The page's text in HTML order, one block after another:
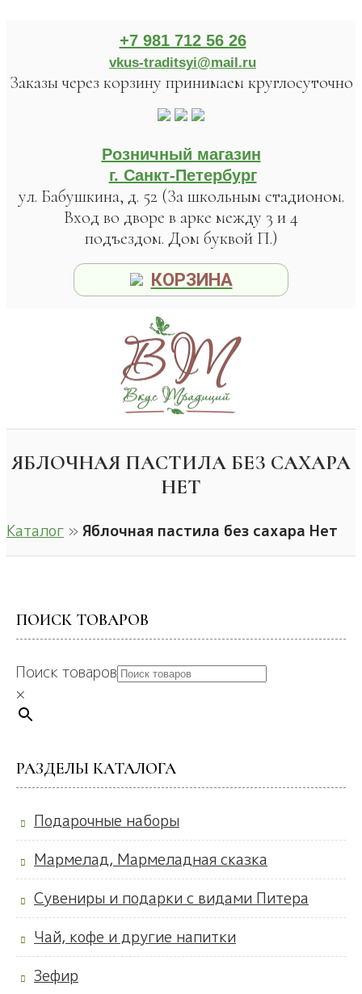
+7 981 712 56 26
vkus-traditsyi@mail.ru
Заказы через корзину принимаем круглосуточно
Розничный магазин
г. Санкт-Петербург
ул. Бабушкина, д. 52 (За школьным стадионом.
Вход во дворе в арке между 3 и 4
подъездом. Дом буквой П.)
КОРЗИНА
ЯБЛОЧНАЯ ПАСТИЛА БЕЗ САХАРА
НЕТ
Каталог » Яблочная пастила без сахара Нет
ПОИСК ТОВАРОВ
Поиск товаров
×
РАЗДЕЛЫ КАТАЛОГА
Подарочные наборы
Мармелад, Мармеладная сказка
Сувениры и подарки с видами Питера
Чай, кофе и другие напитки
Зефир